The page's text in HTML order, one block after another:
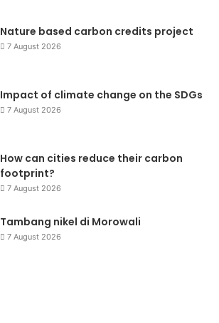
Nature based carbon credits project
7 August 2026
Impact of climate change on the SDGs
7 August 2026
How can cities reduce their carbon
footprint?
7 August 2026
Tambang nikel di Morowali
7 August 2026